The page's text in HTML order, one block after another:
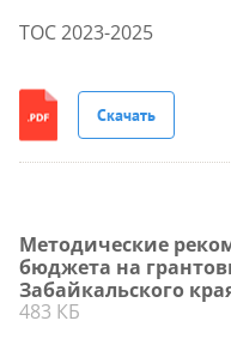
ТОС 2023-2025
Скачать
Методические
бюджета на
Забайкальского
483 КБ